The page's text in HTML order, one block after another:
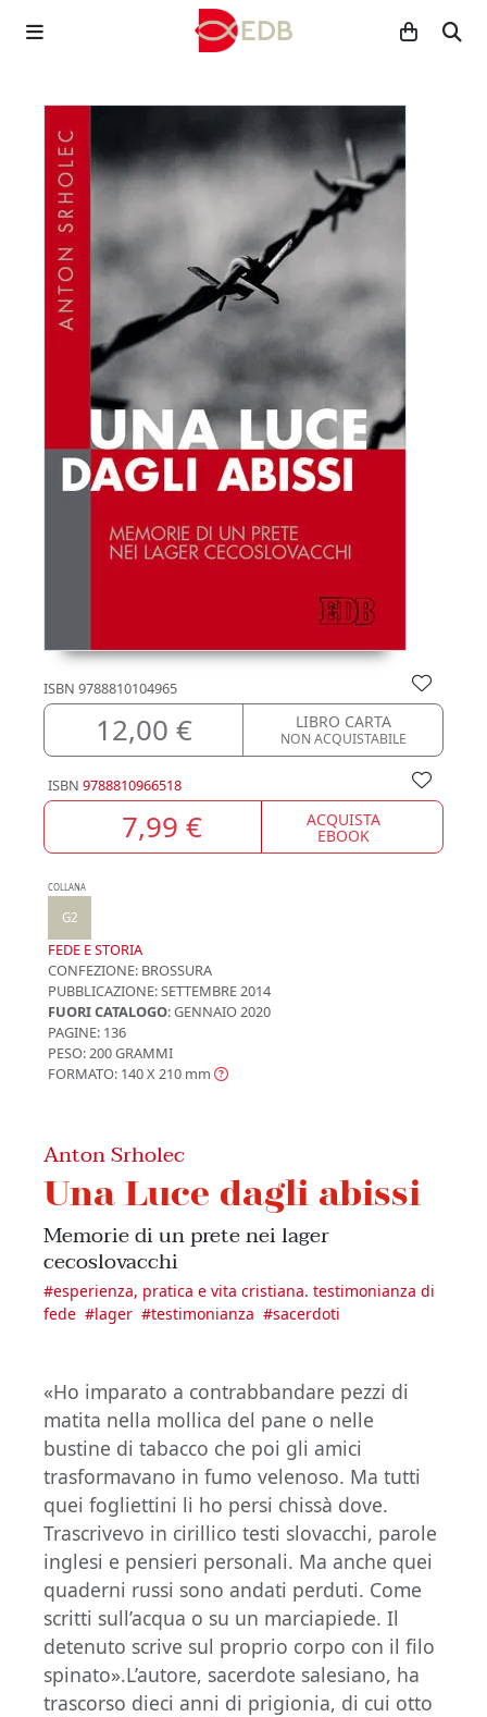
ISBN 9788810104965
12,00 € LIBRO CARTA
NON ACQUISTABILE
ISBN 9788810966518
7,99 € ACQUISTA
EBOOK
COLLANA
G2
FEDE E STORIA
CONFEZIONE: BROSSURA
PUBBLICAZIONE:SETTEMBRE 2014
FUORI CATALOGO: GENNAIO 2020
PAGINE: 136
PESO: 200 GRAMMI
FORMATO: 140 X 210 mm
Anton Srholec
Una Luce dagli abissi
Memorie di un prete nei lager
cecoslovacchi
#esperienza, pratica e vita cristiana. testimonianza di
fede #lager #testimonianza #sacerdoti
«Ho imparato a contrabbandare pezzi di
matita nella mollica del pane o nelle
bustine di tabacco che poi gli amici
trasformavano in fumo velenoso. Ma tutti
quei fogliettini li ho persi chissà dove.
Trascrivevo in cirillico testi slovacchi, parole
inglesi e pensieri personali. Ma anche quei
quaderni russi sono andati perduti. Come
scritti sull’acqua o su un marciapiede. Il
detenuto scrive sul proprio corpo con il filo
spinato».L’autore, sacerdote salesiano, ha
trascorso dieci anni di prigionia, di cui otto